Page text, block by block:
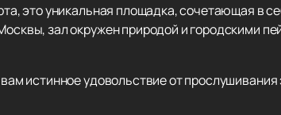
это уникальная площадка, сочетающая в
зал окружен природой и городскими
истинное удовольствие от